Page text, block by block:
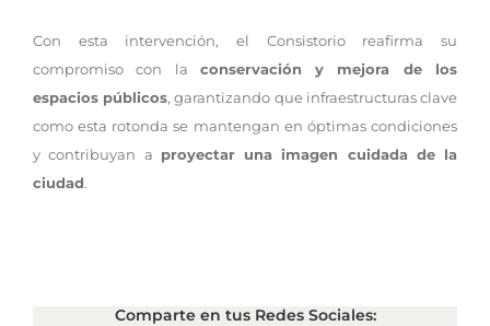
Con esta intervención, el Consistorio reafirma su
compromiso con la conservación y mejora de los
espacios públicos, garantizando que infraestructuras clave
como esta rotonda se mantengan en óptimas condiciones
y contribuyan a proyectar una imagen cuidada de la
ciudad.
Comparte en tus Redes Sociales: